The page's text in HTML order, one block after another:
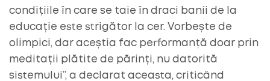
condițiile în care se taie în draci banii de la
educație este strigător la cer. Vorbește de
olimpici, dar aceștia fac performanță doar prin
meditații plătite de părinți, nu datorită
sistemului”, a declarat aceasta, criticând